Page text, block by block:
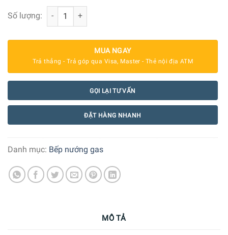
Số lượng: Bếp nướng gas Rösle BBQ-Station VIDERO G6-S 27500
MUA NGAY
Trả thẳng - Trả góp qua Visa, Master - Thẻ nội địa ATM
GỌI LẠI TƯ VẤN
ĐẶT HÀNG NHANH
Danh mục: Bếp nướng gas
MÔ TẢ